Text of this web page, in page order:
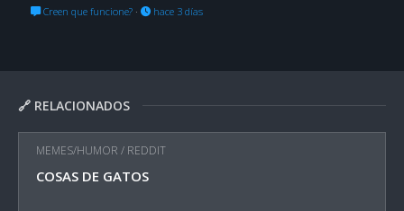
🔗 RELACIONADOS
MEMES/HUMOR / REDDIT
COSAS DE GATOS
Creen que funcione?· hace 3 días